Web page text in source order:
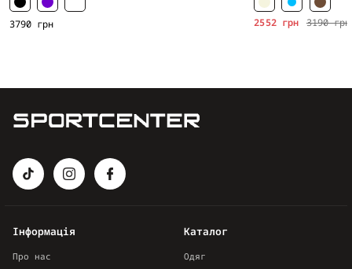
3790 грн 3190 грн
2552 грн
Каталог
Одяг
Інформація
Про нас